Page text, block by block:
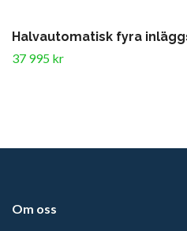
Halvautomatisk fyra
37 995 kr
Om oss